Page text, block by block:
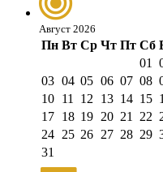
Август 2026
Пн Вт Ср Чт Пт Сб
01
03 04 05 06 07 08
10 11 12 13 14 15
17 18 19 20 21 22
24 25 26 27 28 29
31